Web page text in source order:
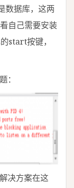
数据库，这两
自己需要安装
start按键，
：
决方案在这